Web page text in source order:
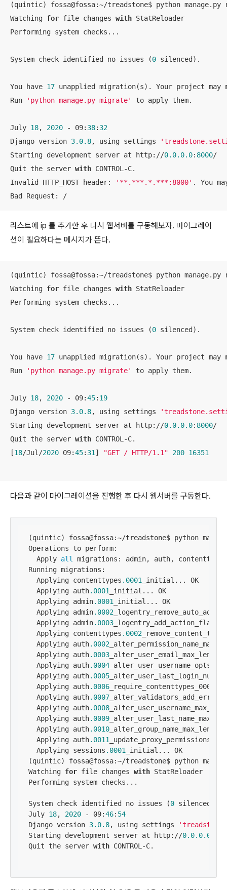
(quintic) fossa@fossa:~/treadstone$ python
Watching for file changes with StatReloader
Performing system checks...
System check identified no issues (0 silenced).
You have 17 unapplied migration(s). Your project may
Run
'python manage.py migrate' to apply them.
July 18, 2020 - 09: 38: 32
Django version 3.0.8, using settings
Starting development server at http://0.0.0.0: 8000/
Quit the server with CONTROL-C.
Invalid HTTP_HOST header:
'**.***.*.***:8000' . You
Bad Request: /
리스트에 ip 를 추가한 후 다시 웹서버를 구동해보자. 마이그레이
션이 필요하다는 메시지가 뜬다.
(quintic) fossa@fossa:~/treadstone$ python
Watching for file changes with StatReloader
Performing system checks...
System check identified no issues (0 silenced).
You have 17 unapplied migration(s). Your project may
Run
'python manage.py migrate' to apply them.
July 18, 2020 - 09:45: 19
Django version 3.0.8, using settings
Starting development server at http://0.0.0.0: 8000/
Quit the server with CONTROL-C.
[18/Jul/2020 09:45: 31 ] "GET / HTTP/1.1" 200 16351
다음과 같이 마이그레이션을 진행한 후 다시 웹서버를 구동한다.
(quintic) fossa@fossa:~/treadstone$ python
Operations to perform:
  Apply
all
migrations: admin, auth,
Running migrations:
  Applying contenttypes
.0001
_initial... OK
  Applying auth
.0001
_initial... OK
  Applying admin
.0001
_initial... OK
  Applying admin
.0002 _logentry_remove_auto_add...
  Applying admin
.0003
  Applying contenttypes
.0002
  Applying auth
.0002
  Applying auth
.0003
  Applying auth
.0004 _alter_user_username_opts...
  Applying auth
.0005
  Applying auth
.0006 _require_contenttypes_0002...
  Applying auth
.0007
  Applying auth
.0008
  Applying auth
.0009
  Applying auth
.0010
  Applying auth
.0011
_update_proxy_permissions...
  Applying sessions
.0001
_initial... OK
(quintic) fossa@fossa:~/treadstone$ python
Watching for file changes with StatReloader
Performing system checks...
System check identified no issues (0 silenced).
July 18, 2020 - 09:46: 54
Django version 3.0.8, using settings
Starting development server at http://0.0.0.0
Quit the server with CONTROL-C.